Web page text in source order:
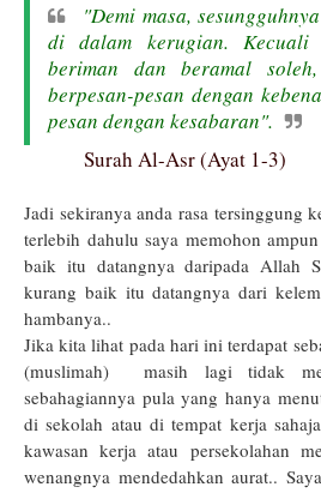
"Demi masa,
di dalam kerugian. Kecuali
beriman dan beramal
berpesan-pesan dengan
pesan dengan kesabaran".
Surah Al-Asr (Ayat 1-3)
Jadi sekiranya anda rasa tersinggung
terlebih dahulu saya memohon
baik itu datangnya daripada Allah
kurang baik itu datangnya dari
hambanya..
Jika kita lihat pada hari ini terdapat
(muslimah) masih lagi tidak
sebahagiannya pula yang hanya
di sekolah atau di tempat kerja
kawasan kerja atau persekolahan
wenangnya mendedahkan aurat..